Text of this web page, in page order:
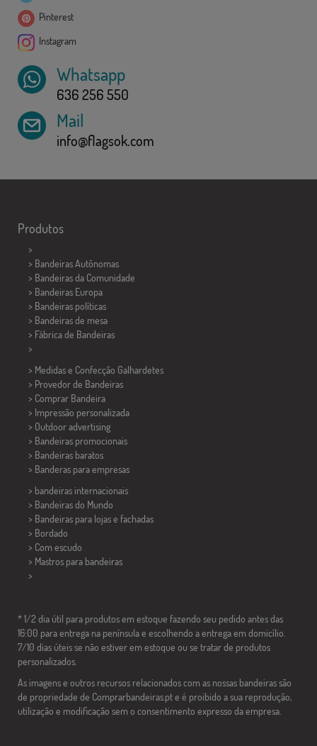
Pinterest
Instagram
Whatsapp
636 256 550
Mail
info@flagsok.com
Produtos
>
> Bandeiras Autônomas
> Bandeiras da Comunidade
> Bandeiras Europa
> Bandeiras políticas
> Bandeiras de mesa
> Fábrica de Bandeiras
>
> Medidas e Confecção Galhardetes
> Provedor de Bandeiras
> Comprar Bandeira
> Impressão personalizada
> Outdoor advertising
> Bandeiras promocionais
> Bandeiras baratos
> Banderas para empresas
> bandeiras internacionais
> Bandeiras do Mundo
> Bandeiras para lojas e fachadas
> Bordado
> Com escudo
> Mastros para bandeiras
>
* 1/2 dia útil para produtos em estoque fazendo seu pedido antes das
16:00 para entrega na península e escolhendo a entrega em domicílio.
7/10 dias úteis se não estiver em estoque ou se tratar de produtos
personalizados.
As imagens e outros recursos relacionados com as nossas bandeiras são
de propriedade de Comprarbandeiras.pt e é proibido a sua reprodução,
utilização e modificação sem o consentimento expresso da empresa.